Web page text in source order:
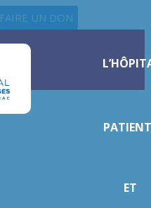
FAIRE UN DON
ET